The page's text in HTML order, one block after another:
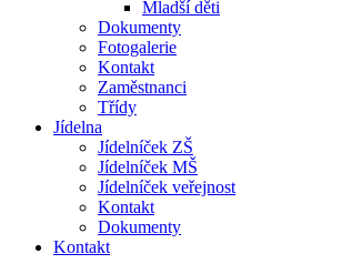
Mladší děti
Dokumenty
Fotogalerie
Kontakt
Zaměstnanci
Třídy
Jídelna
Jídelníček ZŠ
Jídelníček MŠ
Jídelníček veřejnost
Kontakt
Dokumenty
Kontakt